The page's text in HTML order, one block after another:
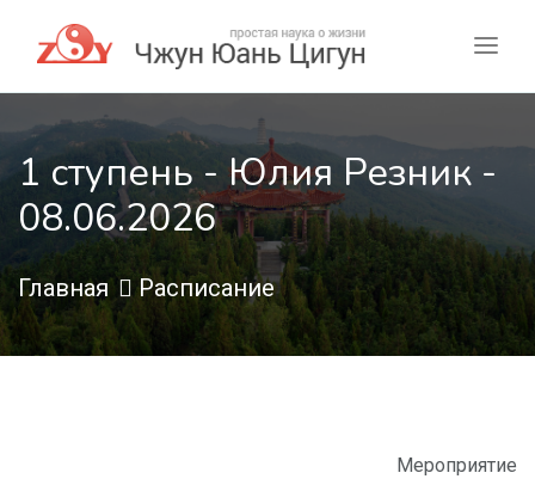
1 ступень - Юлия Резник -
08.06.2026
Главная Расписание
Мероприятие